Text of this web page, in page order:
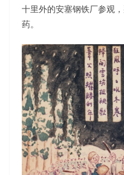
十里外的安塞钢铁厂参观
药。